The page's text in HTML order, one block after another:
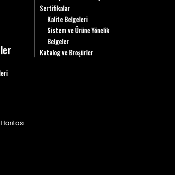
Sertifikalar
Kalite Belgeleri
Sistem ve Ürüne Yönelik
Belgeler
Katalog ve Broşürler